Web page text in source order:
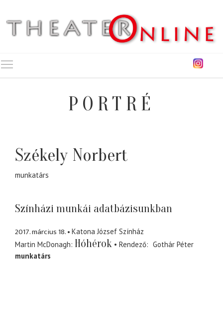
PORTRÉ
Székely Norbert
munkatárs
Színházi munkái adatbázisunkban
2017. március 18.
Katona József Színház
Martin McDonagh Hóhérok Rendező
Gothár Péter
munkatárs